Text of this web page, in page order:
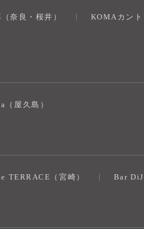
奈良・桜井）
KOMAカン
屋久島）
TERRACE（宮崎） Bar